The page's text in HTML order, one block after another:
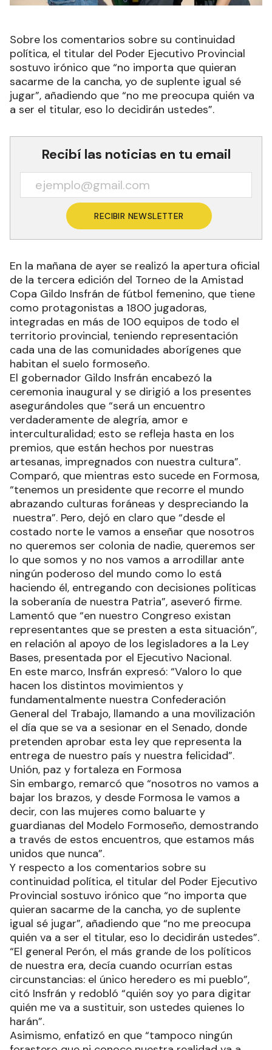
Sobre los comentarios sobre su continuidad
política, el titular del Poder Ejecutivo Provincial
sostuvo irónico que “no importa que quieran
sacarme de la cancha, yo de suplente igual sé
jugar”, añadiendo que “no me preocupa quién va
a ser el titular, eso lo decidirán ustedes”.
Recibí las noticias en tu email
RECIBIR NEWSLETTER
En la mañana de ayer se realizó la apertura oficial
de la tercera edición del Torneo de la Amistad
Copa Gildo Insfrán de fútbol femenino, que tiene
como protagonistas a 1800 jugadoras,
integradas en más de 100 equipos de todo el
territorio provincial, teniendo representación
cada una de las comunidades aborígenes que
habitan el suelo formoseño.
El gobernador Gildo Insfrán encabezó la
ceremonia inaugural y se dirigió a los presentes
asegurándoles que “será un encuentro
verdaderamente de alegría, amor e
interculturalidad; esto se refleja hasta en los
premios, que están hechos por nuestras
artesanas, impregnados con nuestra cultura”.
Comparó, que mientras esto sucede en Formosa,
“tenemos un presidente que recorre el mundo
abrazando culturas foráneas y despreciando la
nuestra”. Pero, dejó en claro que “desde el
costado norte le vamos a enseñar que nosotros
no queremos ser colonia de nadie, queremos ser
lo que somos y no nos vamos a arrodillar ante
ningún poderoso del mundo como lo está
haciendo él, entregando con decisiones políticas
la soberanía de nuestra Patria”, aseveró firme.
Lamentó que “en nuestro Congreso existan
representantes que se presten a esta situación”,
en relación al apoyo de los legisladores a la Ley
Bases, presentada por el Ejecutivo Nacional.
En este marco, Insfrán expresó: “Valoro lo que
hacen los distintos movimientos y
fundamentalmente nuestra Confederación
General del Trabajo, llamando a una movilización
el día que se va a sesionar en el Senado, donde
pretenden aprobar esta ley que representa la
entrega de nuestro país y nuestra felicidad”.
Unión, paz y fortaleza en Formosa
Sin embargo, remarcó que “nosotros no vamos a
bajar los brazos, y desde Formosa le vamos a
decir, con las mujeres como baluarte y
guardianas del Modelo Formoseño, demostrando
a través de estos encuentros, que estamos más
unidos que nunca”.
Y respecto a los comentarios sobre su
continuidad política, el titular del Poder Ejecutivo
Provincial sostuvo irónico que “no importa que
quieran sacarme de la cancha, yo de suplente
igual sé jugar”, añadiendo que “no me preocupa
quién va a ser el titular, eso lo decidirán ustedes”.
“El general Perón, el más grande de los políticos
de nuestra era, decía cuando ocurrían estas
circunstancias: el único heredero es mi pueblo”,
citó Insfrán y redobló “quién soy yo para digitar
quién me va a sustituir, son ustedes quienes lo
harán”.
Asimismo, enfatizó en que “tampoco ningún